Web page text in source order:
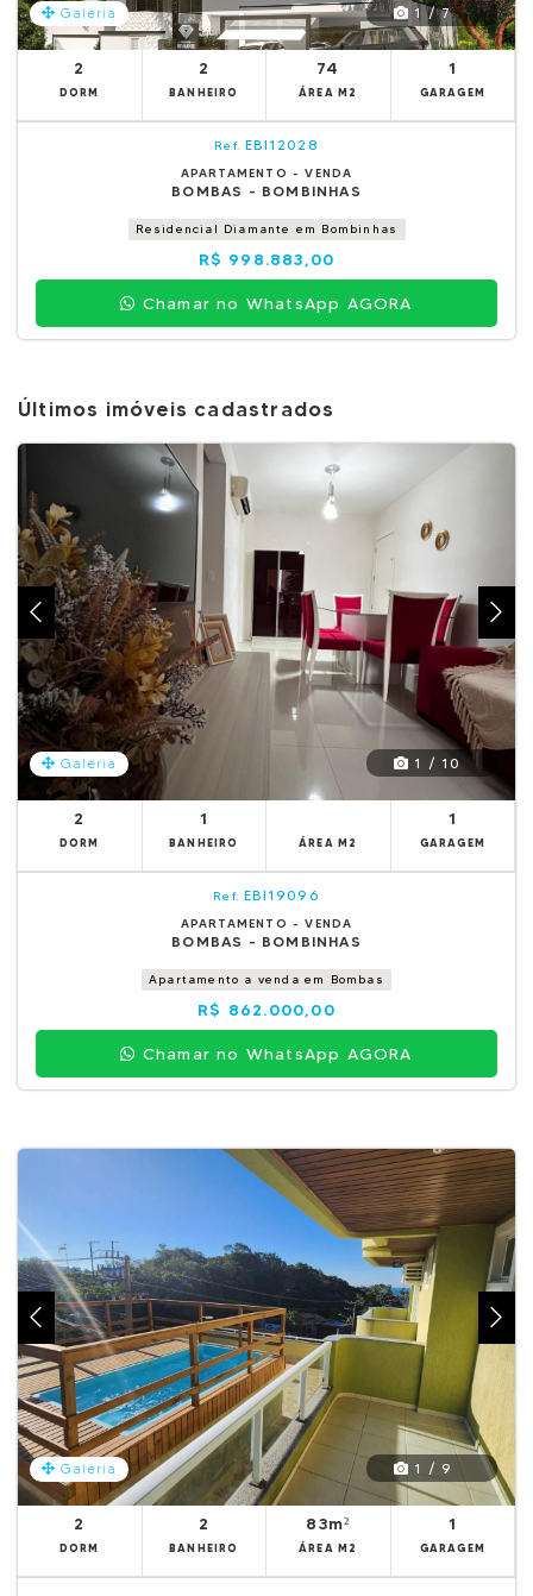
Galeria 1 / 7
2
DORM
2
BANHEIRO
74
ÁREA M2
1
GARAGEM
Ref. EBI12028
APARTAMENTO - VENDA
BOMBAS - BOMBINHAS
Residencial Diamante em Bombinhas
R$ 998.883,00
Chamar no WhatsApp AGORA
Últimos imóveis cadastrados
Galeria 1 / 10
2
DORM
1
BANHEIRO ÁREA M2
1
GARAGEM
Ref. EBI19096
APARTAMENTO - VENDA
BOMBAS - BOMBINHAS
Apartamento a venda em Bombas
R$ 862.000,00
Chamar no WhatsApp AGORA
Galeria 1 / 9
2
DORM
2
BANHEIRO
83m²
ÁREA M2
1
GARAGEM